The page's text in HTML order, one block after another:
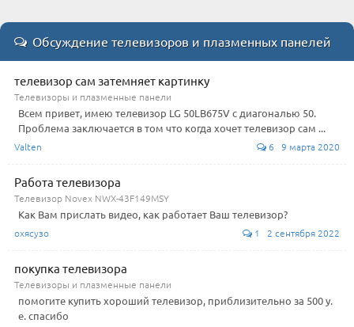
Обсуждение телевизоров и плазменных панелей
телевизор сам затемняет картинку
Телевизоры и плазменные панели
Всем привет, имею телевизор LG 50LB675V с диагональю 50.
Проблема заключается в том что когда хочет телевизор сам ...
Valten 6 9 марта 2020
Работа телевизора
Телевизор Novex NWX-43F149MSY
Как Вам прислать видео, как работает Ваш телевизор?
охясузо 1 2 сентября 2022
покупка телевизора
Телевизоры и плазменные панели
помогите купить хороший телевизор, приблизительно за 500 у.
е. спасибо